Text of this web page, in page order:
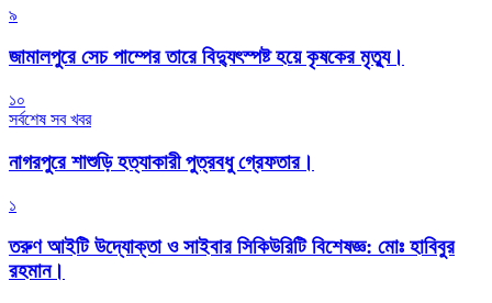
৯
জামালপুরে সেচ পাম্পের তারে বিদ্যুৎস্পষ্ট হয়ে কৃষকের মৃত্যু।
১০
সর্বশেষ সব খবর
নাগরপুরে শাশুড়ি হত্যাকারী পুত্রবধু গ্রেফতার।
১
তরুণ আইটি উদ্যোক্তা ও সাইবার সিকিউরিটি বিশেষজ্ঞ: মোঃ হাবিবুর
রহমান।